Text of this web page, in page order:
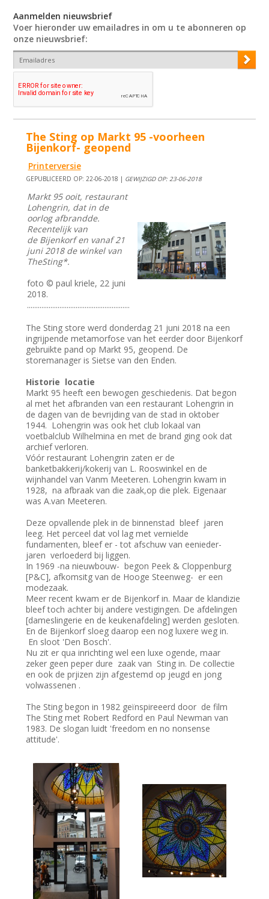
Aanmelden nieuwsbrief
Voer hieronder uw emailadres in om u te abonneren op
onze nieuwsbrief:
The Sting op Markt 95 -voorheen
Bijenkorf- geopend
Printerversie
GEPUBLICEERD OP: 22-06-2018 | GEWIJZIGD OP: 23-06-2018
Markt 95 ooit, restaurant
Lohengrin, dat in de
oorlog afbrandde.
Recentelijk van
de Bijenkorf en vanaf 21
juni 2018 de winkel van
TheSting*.
foto © paul kriele, 22 juni
2018.
.........................................................
The Sting store werd donderdag 21 juni 2018 na een
ingrijpende metamorfose van het eerder door Bijenkorf
gebruikte pand op Markt 95, geopend. De
storemanager is Sietse van den Enden.
Historie locatie
Markt 95 heeft een bewogen geschiedenis. Dat begon
al met het afbranden van een restaurant Lohengrin in
de dagen van de bevrijding van de stad in oktober
1944. Lohengrin was ook het club lokaal van
voetbalclub Wilhelmina en met de brand ging ook dat
archief verloren.
Vóór restaurant Lohengrin zaten er de
banketbakkerij/kokerij van L. Rooswinkel en de
wijnhandel van Vanm Meeteren. Lohengrin kwam in
1928, na afbraak van die zaak,op die plek. Eigenaar
was A.van Meeteren.
Deze opvallende plek in de binnenstad bleef jaren
leeg. Het perceel dat vol lag met vernielde
fundamenten, bleef er - tot afschuw van eenieder-
jaren verloederd bij liggen.
In 1969 -na nieuwbouw- begon Peek & Cloppenburg
[P&C], afkomsitg van de Hooge Steenweg- er een
modezaak.
Meer recent kwam er de Bijenkorf in. Maar de klandizie
bleef toch achter bij andere vestigingen. De afdelingen
[dameslingerie en de keukenafdeling] werden gesloten.
En de Bijenkorf sloeg daarop een nog luxere weg in.
En sloot 'Den Bosch'.
Nu zit er qua inrichting wel een luxe ogende, maar
zeker geen peper dure zaak van Sting in. De collectie
en ook de prjizen zijn afgestemd op jeugd en jong
volwassenen .
The Sting begon in 1982 geïnspireeerd door de film
The Sting met Robert Redford en Paul Newman van
1983. De slogan luidt 'freedom en no nonsense
attitude'.